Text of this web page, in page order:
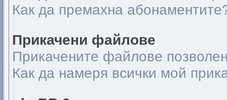
Как да премахна
Прикачени файлове
Прикачените файлове
Как да намеря всички мой